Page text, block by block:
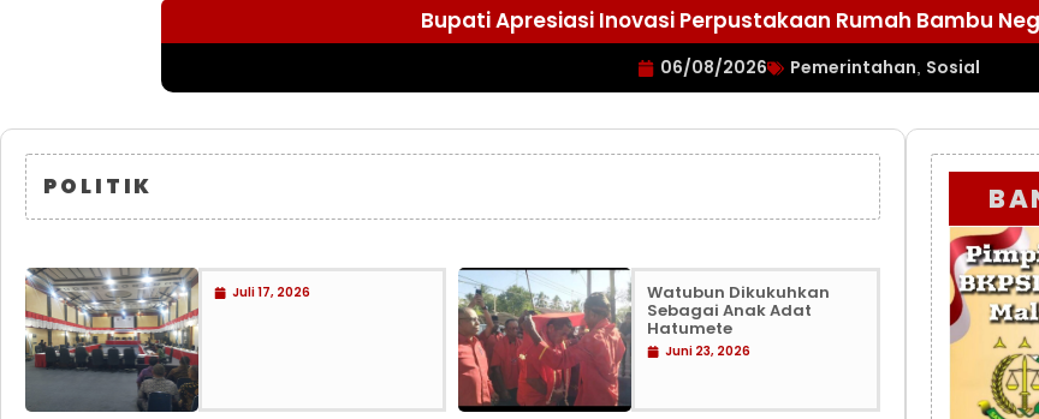
Bupati Apresiasi Inovasi Perpustakaan Rumah Bambu
06/08/2026 Pemerintahan Sosial
POLITIK
Juli 17, 2026 Watubun Dikukuhkan
Sebagai Anak Adat
Hatumete
Juni 23, 2026